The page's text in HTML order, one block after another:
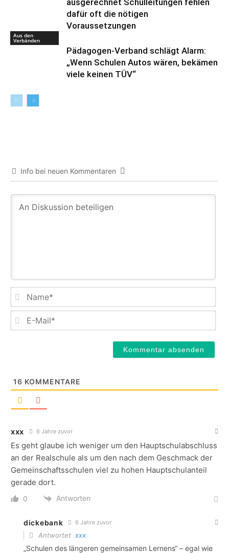
ausgerechnet Schulleitungen fehlen
dafür oft die nötigen
Voraussetzungen
Aus den
Verbänden
Pädagogen-Verband schlägt Alarm:
„Wenn Schulen Autos wären, bekämen
viele keinen TÜV“
Info bei neuen Kommentaren
E-
16 KOMMENTARE
xxx 6 Jahre zuvor
Es geht glaube ich weniger um den Hauptschulabschluss
an der Realschule als um den nach dem Geschmack der
Gemeinschaftsschulen viel zu hohen Hauptschulanteil
gerade dort.
0 Antworten
dickebank 6 Jahre zuvor
Antwortet xxx
„Schulen des längeren gemeinsamen Lernens“ – egal wie